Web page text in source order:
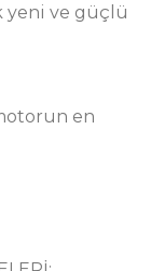
yeni ve güçlü
en